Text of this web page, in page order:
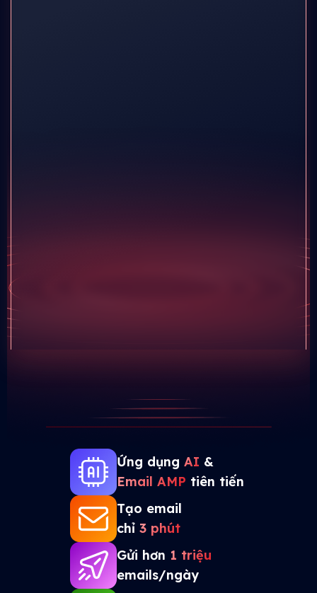
Ứng dụng AI &
Email AMP tiên tiến
Tạo email
chỉ 3 phút
Gửi hơn 1 triệu
emails/ngày